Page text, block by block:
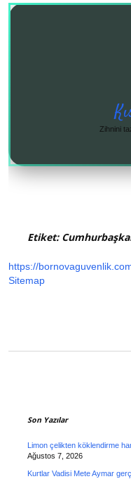
Zihnini
Etiket:
https://
Sitemap
Son Yazılar
Limon çelikten köklendirme
Ağustos 7, 2026
Kurtlar Vadisi Mete Aymar